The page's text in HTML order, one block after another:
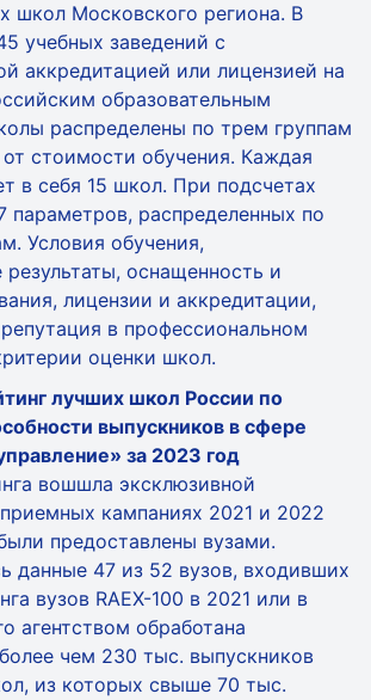
школ Московского региона. В
учебных заведений с
аккредитацией или лицензией на
образовательным
распределены по трем группам
стоимости обучения. Каждая
в себя 15 школ. При подсчетах
параметров, распределенных по
Условия обучения,
оснащенность и
лицензии и аккредитации,
в профессиональном
оценки школ.
лучших школ России по
выпускников в сфере
за 2023 год
вошшла эксклюзивной
кампаниях 2021 и 2022
предоставлены вузами.
данные 47 из 52 вузов, входивших
вузов RAEX-100 в 2021 или в
агентством обработана
чем 230 тыс. выпускников
из которых свыше 70 тыс.